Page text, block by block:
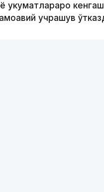
ҳукуматлараро
учрашув